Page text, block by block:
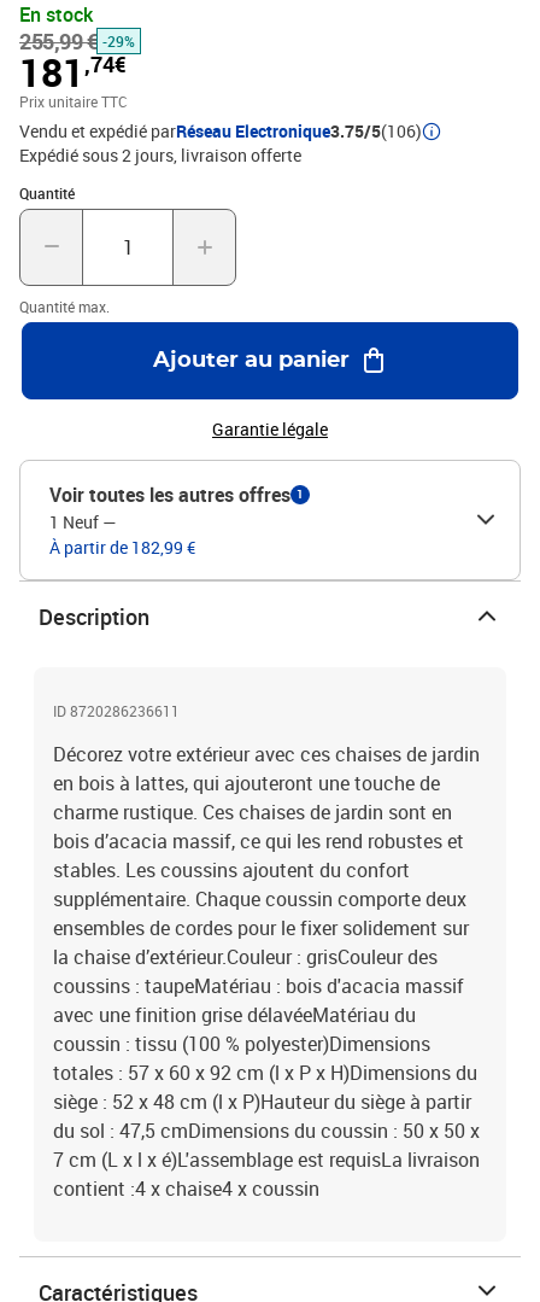
coussin comporte deux ensembles de cordes pour le fixer
solidement sur la chaise d’extérieur.Couleur : grisCouleur des
coussins : taupeMatériau : bois d'acacia massif avec une finition
grise délavéeMatériau du coussin : tissu (100 %
polyester)Dimensions totales : 57 x 60 x 92 cm (l x P x
H)Dimensions du siège : 52 x 48 cm (l x P)Hauteur du siège à partir
du sol : 47,5 cmDimensions du coussin : 50 x 50 x 7 cm (L x l x
é)L'assemblage est requisLa livraison contient :4 x chaise4 x
coussin
En stock
255,99 € -29%
181 ,74€
Prix unitaire TTC
Vendu et expédié parRéseau Electronique3.75/5(106)
Expédié sous 2 jours livraison offerte
Quantité
Quantité : 1
Quantité max.
Ajouter au panier
Garantie légale
Voir toutes les autres offres 1
1 Neuf —
À partir de 182,99 €
Description
ID 8720286236611
Décorez votre extérieur avec ces chaises de jardin
en bois à lattes, qui ajouteront une touche de
charme rustique. Ces chaises de jardin sont en
bois d’acacia massif, ce qui les rend robustes et
stables. Les coussins ajoutent du confort
supplémentaire. Chaque coussin comporte deux
ensembles de cordes pour le fixer solidement sur
la chaise d’extérieur.Couleur : grisCouleur des
coussins : taupeMatériau : bois d'acacia massif
avec une finition grise délavéeMatériau du
coussin : tissu (100 % polyester)Dimensions
totales : 57 x 60 x 92 cm (l x P x H)Dimensions du
siège : 52 x 48 cm (l x P)Hauteur du siège à partir
du sol : 47,5 cmDimensions du coussin : 50 x 50 x
7 cm (L x l x é)L'assemblage est requisLa livraison
contient :4 x chaise4 x coussin
Caractéristiques